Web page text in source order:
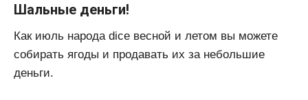
Шальные деньги!
Как июль народа dice весной и летом вы можете
собирать ягоды и продавать их за небольшие
деньги.